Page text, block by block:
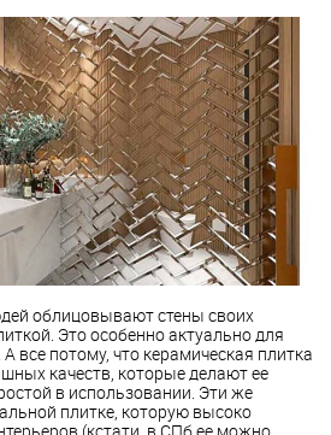
облицовывают стены своих
Это особенно актуально для
все потому, что керамическая плитка
качеств, которые делают ее
в использовании. Эти же
плитке, которую высоко